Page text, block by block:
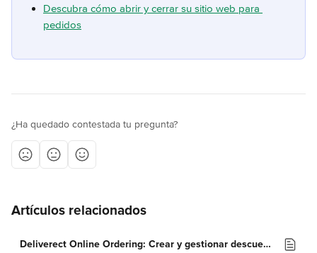
Descubra cómo abrir y cerrar su sitio web para
pedidos
¿Ha quedado contestada tu pregunta?
Artículos relacionados
Deliverect Online Ordering: Crear y gestionar descuentos